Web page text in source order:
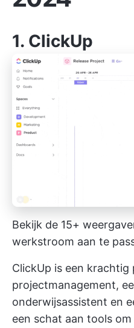
1. ClickUp
Bekijk de 15+
werkstroom aan te
ClickUp is een
projectmanagement,
onderwijsassistent en
een schat aan tools